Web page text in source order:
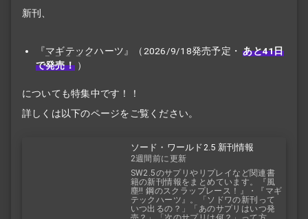
新刊、
『マギテックハーツ』（2026/9/18発売予定・ あと41日
で発売！ ）
についても特集中です！！
詳しくは以下のページをご覧ください。
ソード・ワールド2.5 新刊情報
2週間前に更新
SW2.5のサプリやリプレイなど関連書
籍の新刊情報をまとめています。『風
塵!! 鋼のスクラップレース！』・『マギ
テックハーツ』。「ソドワの新刊って
いつ出るの？」「あのサプリはいつ発